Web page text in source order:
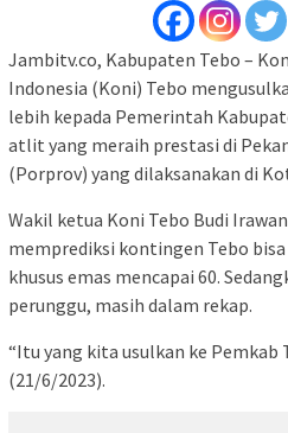
Jambitv.co, Kabupaten Tebo –
Indonesia (Koni) Tebo
lebih kepada Pemerintah
atlit yang meraih prestasi di
(Porprov) yang dilaksanakan di
Wakil ketua Koni Tebo Budi
memprediksi kontingen Tebo
khusus emas mencapai 60.
perunggu, masih dalam rekap.
“Itu yang kita usulkan ke Pemkab
(21/6/2023).